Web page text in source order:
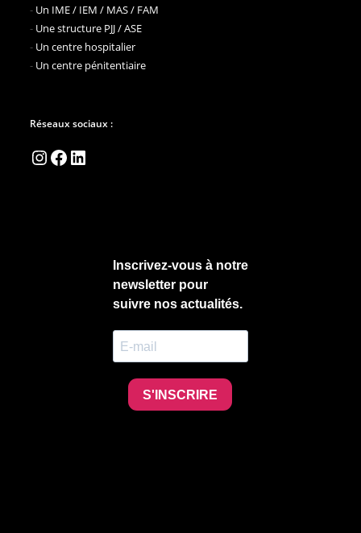
- Un IME / IEM / MAS / FAM
- Une structure PJJ / ASE
- Un centre hospitalier
- Un centre pénitentiaire
Réseaux sociaux :
Instagram
Facebook
LinkedIn